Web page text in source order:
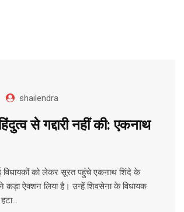
shailendra
से गद्दारी नहीं की: एकनाथ
विधायकों को लेकर सूरत पहुंचे एकनाथ शिंदे के
कड़ा ऐक्शन लिया है। उन्हें शिवसेना के विधायक